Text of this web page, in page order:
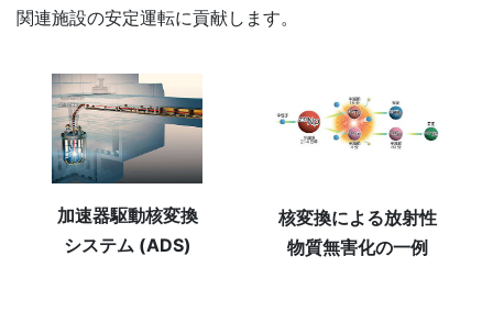
関連施設の安定運転に貢献します。
加速器駆動核変換
システム (ADS)
核変換による放射性
物質無害化の一例